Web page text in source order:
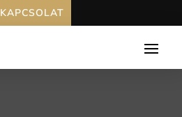
KAPCSOLAT